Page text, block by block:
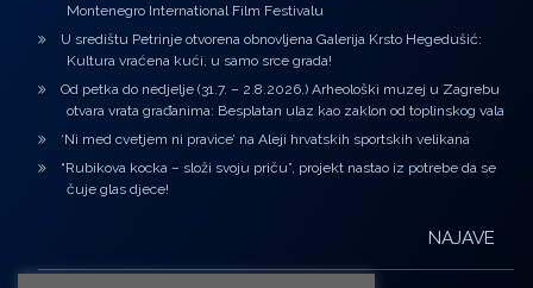
Montenegro International Film Festivalu
U središtu Petrinje otvorena obnovljena Galerija Krsto Hegedušić:
Kultura vraćena kući, u samo srce grada!
Od petka do nedjelje (31.7. – 2.8.2026.) Arheološki muzej u Zagrebu
otvara vrata građanima: Besplatan ulaz kao zaklon od toplinskog vala
‘Ni med cvetjem ni pravice’ na Aleji hrvatskih sportskih velikana
“Rubikova kocka – složi svoju priču”, projekt nastao iz potrebe da se
čuje glas djece!
NAJAVE